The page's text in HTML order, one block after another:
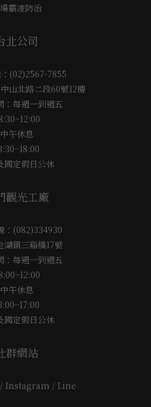
霸凌防治
北公司
(02)2567-7855
山北路二段60號12樓
：每週一到週五
中午休息
國定假日公休
觀光工廠
：(082)334930
湖鎮三谿橋17號
：每週一到週五
中午休息
國定假日公休
群網站
Instagram / Line